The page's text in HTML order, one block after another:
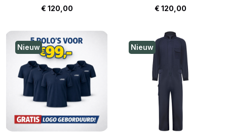
€ 120,00 € 120,00
Nieuw Nieuw